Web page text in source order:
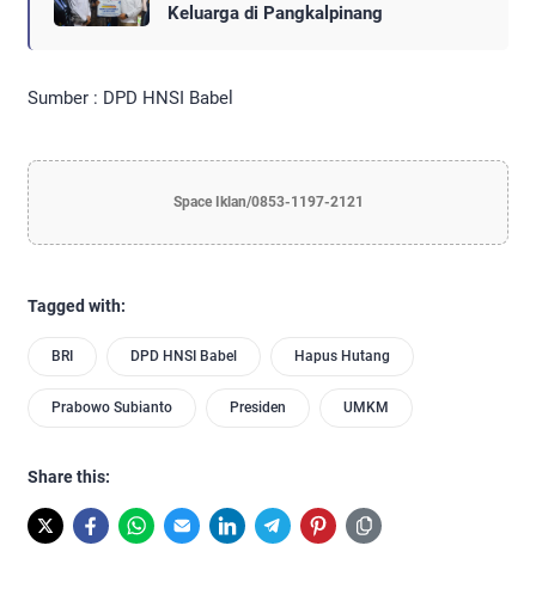
Keluarga di Pangkalpinang
Sumber : DPD HNSI Babel
Space Iklan/0853-1197-2121
Tagged with:
BRI DPD HNSI Babel Hapus Hutang
Prabowo Subianto Presiden UMKM
Share this: